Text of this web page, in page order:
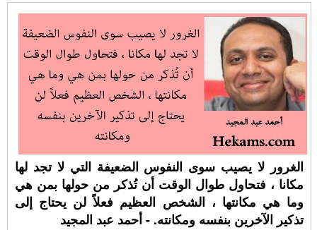
الغرور لا يصيب سوى النفوس الضعيفة التي لا تجد لها
مكانا ، فتحاول طوال الوقت أن تُذكر من حولها بمن هي
وما هي مكانتها ، الشخص العظيم فعلاً لن يحتاج إلى
تذكير الآخرين بنفسه ومكانته. - أحمد عبد المجيد